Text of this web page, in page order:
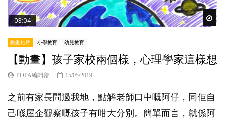
03:04
動畫短片 小學教育 幼兒教育
【動畫】孩子家校兩個樣，心理學家這樣想
POPA編輯部 15/05/2019
之前有家長問過我地，點解老師口中嘅阿仔，同佢自
己喺屋企觀察嘅孩子有咁大分別。簡單而言，就係阿